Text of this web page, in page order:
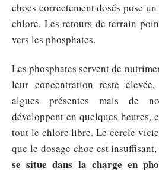
chocs correctement dosés pose
chlore. Les retours de terrain
vers les phosphates.
Les phosphates servent de
leur concentration reste
algues présentes mais de
développent en quelques heures,
tout le chlore libre. Le cercle
que le dosage choc est
se situe dans la charge en